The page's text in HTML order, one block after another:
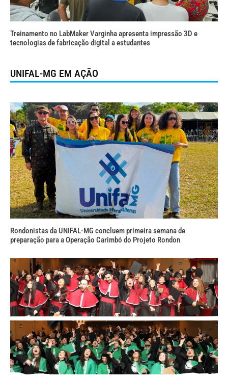
Treinamento no LabMaker Varginha apresenta impressão 3D e
tecnologias de fabricação digital a estudantes
UNIFAL-MG EM AÇÃO
Rondonistas da UNIFAL-MG concluem primeira semana de
preparação para a Operação Carimbó do Projeto Rondon